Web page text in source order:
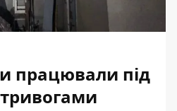
працювали під